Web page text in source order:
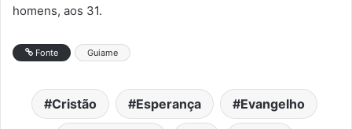
homens, aos 31.
Fonte Guiame
Cristão Esperança Evangelho